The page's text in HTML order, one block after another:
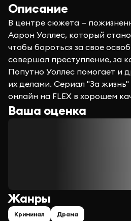
Описание
В центре сюжета —
Аарон Уоллес, который
чтобы бороться за свое
совершал преступление, за
Попутно Уоллес помогает и
их делами. Сериал "За
онлайн на FLEX в хорошем
Ваша оценка
Жанры
Криминал Драма